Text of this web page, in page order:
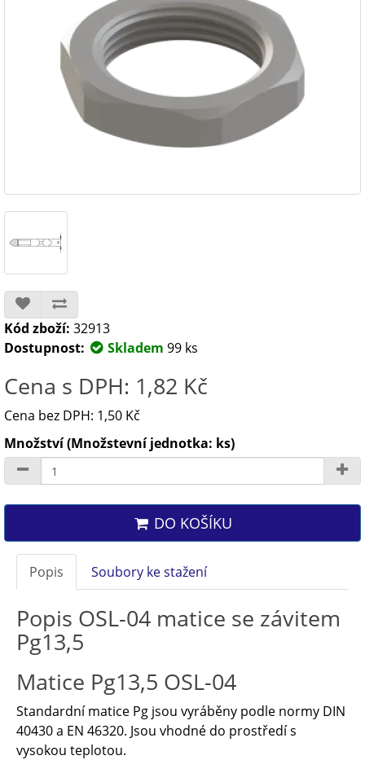
Kód zboží: 32913
Dostupnost:
Skladem 99 ks
Cena s DPH: 1,82 Kč
Cena bez DPH: 1,50 Kč
Množství (Množstevní jednotka: ks)
DO KOŠÍKU
Popis Soubory ke stažení
Popis OSL-04 matice se závitem
Pg13,5
Matice Pg13,5 OSL-04
Standardní matice Pg jsou vyráběny podle normy DIN
40430 a EN 46320. Jsou vhodné do prostředí s
vysokou teplotou.